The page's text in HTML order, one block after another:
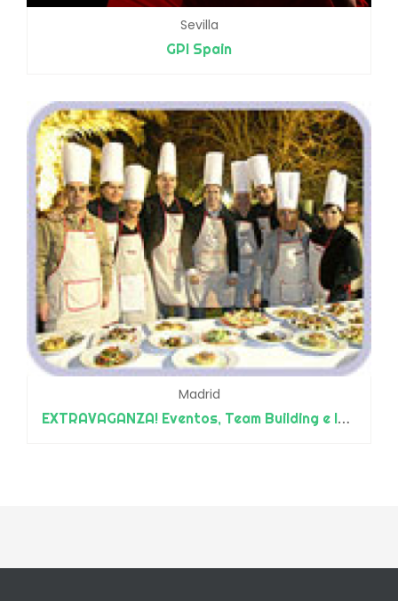
Sevilla
GPI Spain
Madrid
EXTRAVAGANZA! Eventos, Team Building e Incentivos